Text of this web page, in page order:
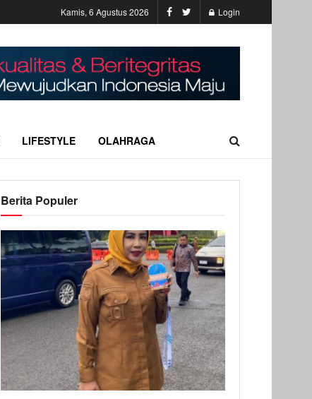
Kamis, 6 Agustus 2026 Login
LIFESTYLE OLAHRAGA
Berita Populer